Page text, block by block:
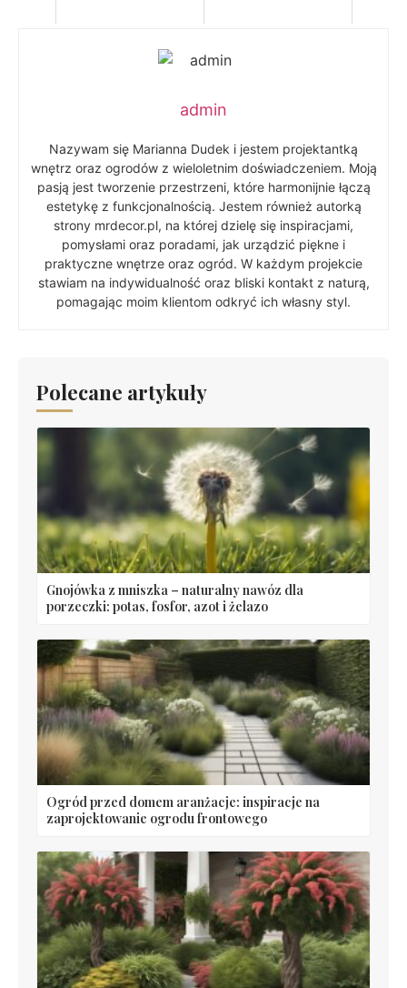
admin
Nazywam się Marianna Dudek i jestem projektantką
wnętrz oraz ogrodów z wieloletnim doświadczeniem. Moją
pasją jest tworzenie przestrzeni, które harmonijnie łączą
estetykę z funkcjonalnością. Jestem również autorką
strony mrdecor.pl, na której dzielę się inspiracjami,
pomysłami oraz poradami, jak urządzić piękne i
praktyczne wnętrze oraz ogród. W każdym projekcie
stawiam na indywidualność oraz bliski kontakt z naturą,
pomagając moim klientom odkryć ich własny styl.
Polecane artykuły
Gnojówka z mniszka – naturalny nawóz dla
porzeczki: potas, fosfor, azot i żelazo
Ogród przed domem aranżacje: inspiracje na
zaprojektowanie ogrodu frontowego